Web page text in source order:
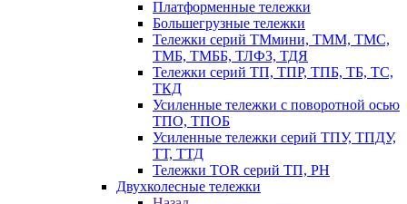
Платформенные тележки
Большегрузные тележки
Тележки серий ТМмини, ТММ, ТМС,
ТМБ, ТМББ, ТЛФЗ, ТДЯ
Тележки серий ТП, ТПР, ТПБ, ТБ, ТС,
ТКД
Усиленные тележки с поворотной осью
ТПО, ТПОБ
Усиленные тележки серий ТПУ, ТПДУ,
ТТ, ТТД
Тележки TOR серий ТП, PH
Двухколесные тележки